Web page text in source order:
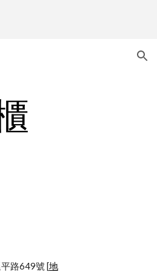
延平路649號 [
地